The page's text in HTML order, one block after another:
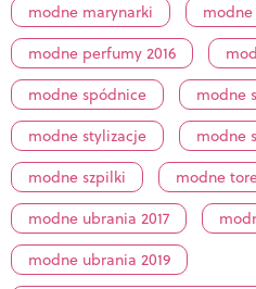
modne marynarki
modne perfumy 2016
modne spódnice
modne
modne stylizacje
modne
modne szpilki
modne
modne ubrania 2017
modne ubrania 2019